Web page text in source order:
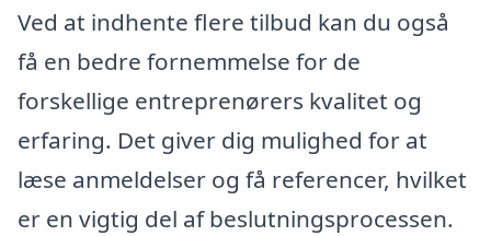
Ved at indhente flere tilbud kan du også
få en bedre fornemmelse for de
forskellige entreprenørers kvalitet og
erfaring. Det giver dig mulighed for at
læse anmeldelser og få referencer, hvilket
er en vigtig del af beslutningsprocessen.